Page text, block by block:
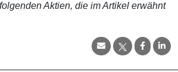
Aktien, die im Artikel erwähnt